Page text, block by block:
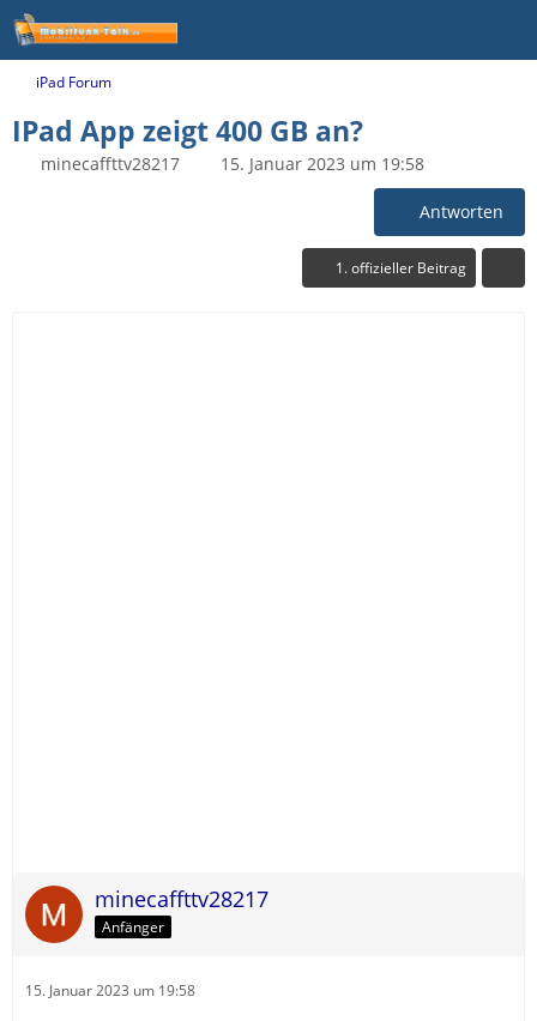
iPad Forum
IPad App zeigt 400 GB an?
minecaffttv28217 15. Januar 2023 um 19:58
Antworten
1. offizieller Beitrag
minecaffttv28217
Anfänger
15. Januar 2023 um 19:58